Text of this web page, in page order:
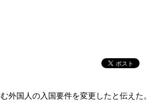
国人の入国要件を変更したと伝えた。